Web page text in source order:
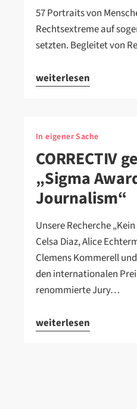
57 Portraits von
Rechtsextreme auf
setzten. Begleitet von
weiterlesen
In eigener Sache
CORRECTIV
„Sigma
Journalism“
Unsere Recherche
Celsa Diaz, Alice
Clemens Kommerell
den internationalen
renommierte Jury…
weiterlesen